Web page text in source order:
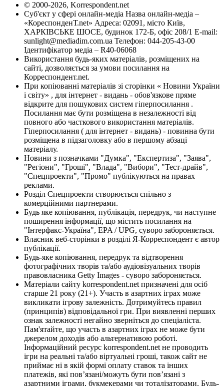
© 2000-2026, Korrespondent.net
Суб'єкт у сфері онлайн-медіа Назва онлайн-медіа –
«КореспонденТ.net» Адреса: 02091, місто Київ,
ХАРКІВСЬКЕ ШОСЕ, будинок 172-Б, офіс 208/1 E-mail:
sunlight@mediadim.com.ua Телефон: 044-205-43-00
Ідентифікатор медіа – R40-06068
Використання будь-яких матеріалів, розміщених на
сайті, дозволяється за умови посилання на
Корреспондент.net.
При копіюванні матеріалів зі сторінки « Новини України
і світу» , для інтернет - видань - обов'язкове пряме
відкрите для пошукових систем гіперпосилання .
Посилання має бути розміщена в незалежності від
повного або часткового використання матеріалів.
Гіперпосилання ( для інтернет - видань) - повинна бути
розміщена в підзаголовку або в першому абзаці
матеріалу.
Новини з позначками "Думка", "Експертиза", "Заява",
"Регіони", "Гроші", "Влада", "Вибори", "Тест-драйв",
"Спецпроекти", "Промо" публікуються на правах
реклами.
Розділ Спецпроекти створюється спільно з
комерційними партнерами.
Будь яке копіювання, публікація, передрук, чи наступне
поширення інформації, що містить посилання на
"Інтерфакс-Україна", EPA / UPG, суворо забороняється.
Власник веб-сторінки в розділі Я-Корреспондент є автор
публікації.
Будь-яке копіювання, передрук та відтворення
фотографічних творів та/або аудіовізуальних творів
правовласника Getty Images - суворо забороняється.
Матеріали сайту korrespondent.net призначені для осіб
старше 21 року (21+). Участь в азартних іграх може
викликати ігрову залежність. Дотримуйтесь правил
(принципів) відповідальної гри. При виявленні перших
ознак залежності негайно зверніться до спеціаліста.
Пам'ятайте, що участь в азартних іграх не може бути
джерелом доходів або альтернативою роботі.
Інформаційний ресурс korrespondent.net не проводить
ігри на реальні та/або віртуальні гроші, також сайт не
приймає ні в якій формі оплату ставок та інших
платежів, які пов’язані/можуть бути пов’язані з
азартними іграми, букмекерами чи тоталізаторами. Будь-